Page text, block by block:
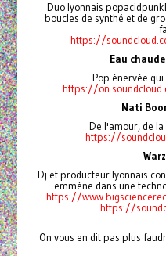
Duo lyonnais
boucles de synthé et de
https://
Eau
Pop énervée
https://
Nati
De l'amour, de la
https://
Dj et producteur lyonnais
emmène dans une
https://
https://
On vous en dit pas plus